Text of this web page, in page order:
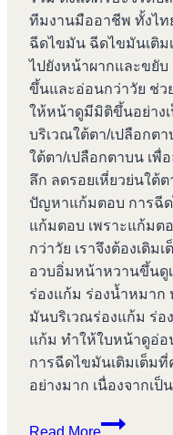
ทีมงานมืออาชีพ ทั้งไท
ฉีดไขมัน ฉีดไขมันเติ
ไปยังหน้าผากและขยั
ขึ้นและอ่อนกว่าวัย ช่
ให้หน้าดูมีมิติขึ้นอย่าง
บริเวณใต้ตา/เปลือกต
ใต้ตา/เปลือกตาบน เพื่
ลึก ลดรอยเหี่ยวย่นใต้
ปัญหาแก้มตอบ การฉี
แก้มตอบ เพราะแก้ม
กว่าวัย เราจึงต้องเติ
อวบอิ่มหน้าหวานขึ้นดู
ร่องแก้ม ร่องน้ำหมาก
มันบริเวณร่องแก้ม ร่อ
แก้ม ทำให้ใบหน้าดูอ่อ
การฉีดไขมันเติมเต็ม
อย่างมาก เนื่องจากเป็
Read More
ฉีด